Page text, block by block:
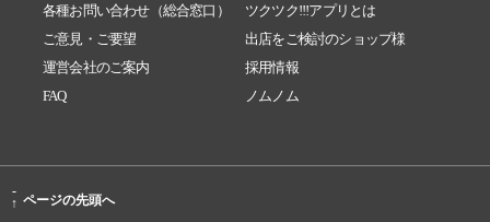
各種お問い合わせ（総合窓口）
ツクツク!!!アプリとは
ご意見・ご要望
出店をご検討のショップ様
運営会社のご案内
採用情報
FAQ
ノムノム
-
↑ ページの先頭へ